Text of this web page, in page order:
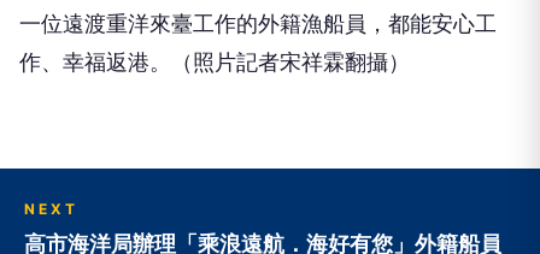
作、幸福返港。（照片記者宋祥霖翻攝）
NEXT
高市海洋局辦理「乘浪遠航．海好有您」外籍船員
關懷活動